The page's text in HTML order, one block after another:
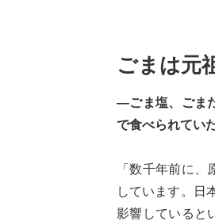
ごまは元
—ごま塩、ごま
で食べられてい
「数千年前に
しています。日
影響していると